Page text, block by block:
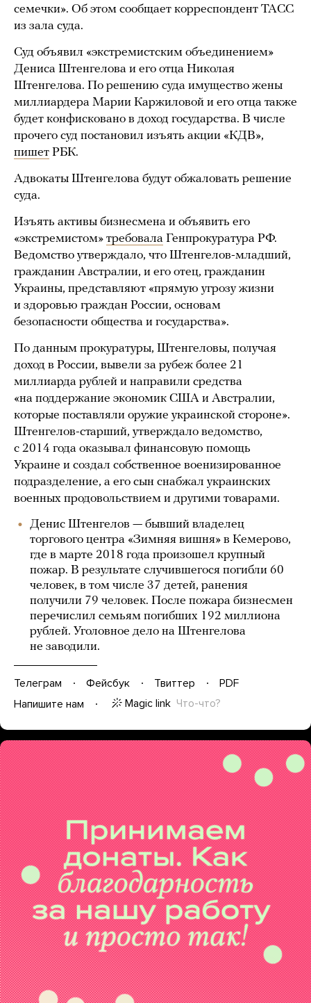
семечки». Об этом сообщает корреспондент ТАСС
из зала суда.
Суд объявил «экстремистским объединением»
Дениса Штенгелова и его отца Николая
Штенгелова. По решению суда имущество жены
миллиардера Марии Каржиловой и его отца также
будет конфисковано в доход государства. В числе
прочего суд постановил изъять акции «КДВ»,
пишет РБК.
Адвокаты Штенгелова будут обжаловать решение
суда.
Изъять активы бизнесмена и объявить его
«экстремистом» требовала Генпрокуратура РФ.
Ведомство утверждало, что Штенгелов-младший,
гражданин Австралии, и его отец, гражданин
Украины, представляют «прямую угрозу жизни
и здоровью граждан России, основам
безопасности общества и государства».
По данным прокуратуры, Штенгеловы, получая
доход в России, вывели за рубеж более 21
миллиарда рублей и направили средства
«на поддержание экономик США и Австралии,
которые поставляли оружие украинской стороне».
Штенгелов-старший, утверждало ведомство,
с 2014 года оказывал финансовую помощь
Украине и создал собственное военизированное
подразделение, а его сын снабжал украинских
военных продовольствием и другими товарами.
Денис Штенгелов — бывший владелец
торгового центра «Зимняя вишня» в Кемерово,
где в марте 2018 года произошел крупный
пожар. В результате случившегося погибли 60
человек, в том числе 37 детей, ранения
получили 79 человек. После пожара бизнесмен
перечислил семьям погибших 192 миллиона
рублей. Уголовное дело на Штенгелова
не заводили.
Телеграм Фейсбук Твиттер
PDF
Напишите нам
Magic link Что-что?